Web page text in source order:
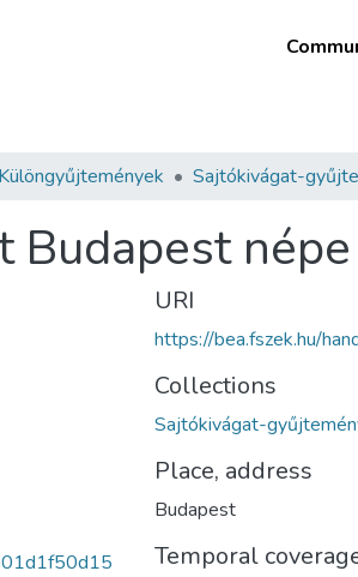
Különgyűjtemények Sajtókivágat-
Budapest népe
URI
https://bea.fszek.hu/
Collections
Sajtókivágat-
Place, address
Budapest
Temporal